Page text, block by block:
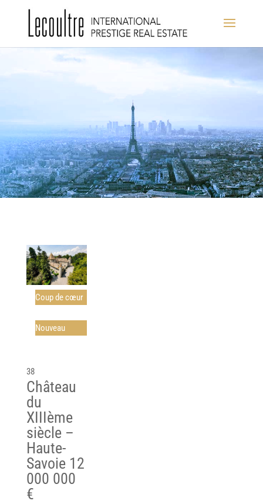
Coup de cœur
Nouveau
38
Château
du
XIIIème
siècle –
Haute-
Savoie 12
000 000
€